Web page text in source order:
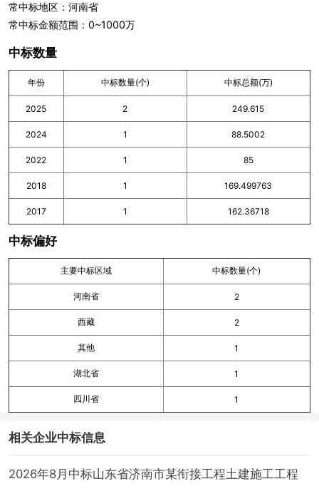
常中标地区：河南省
常中标金额范围：0~1000万
中标数量
年份 中标数量(个) 中标总额(万)
2025 2 249.615
2024 1 88.5002
2022 1 85
2018 1 169.499763
2017 1 162.36718
中标偏好
主要中标区域 中标数量(个)
河南省 2
西藏 2
其他 1
湖北省 1
四川省 1
相关企业中标信息
2026年8月中标山东省济南市某衔接工程土建施工工程